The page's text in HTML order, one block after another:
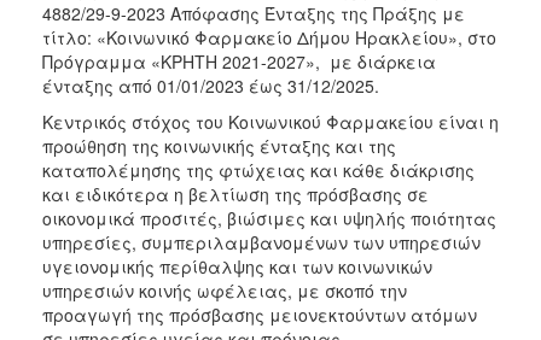
Κ.Δ.Α.Π.Α.μεΑ.
Αδειοδότηση
&
Έλεγχος
Βρεφονηπιακών
Σταθμών
Δημοτικό
Ιατρείο
Ξενώνας
Φιλοξενίας
Γυναικών
Κέντρο
4882/29-9-2023 Απόφασης Ένταξης της Πράξης με
τίτλο: «Κοινωνικό Φαρμακείο Δήμου Ηρακλείου», στο
Πρόγραμμα «ΚΡΗΤΗ 2021-2027», με διάρκεια
ένταξης από 01/01/2023 έως 31/12/2025.
Κεντρικός στόχος του Κοινωνικού Φαρμακείου είναι η
προώθηση της κοινωνικής ένταξης και της
καταπολέμησης της φτώχειας και κάθε διάκρισης
και ειδικότερα η βελτίωση της πρόσβασης σε
οικονομικά προσιτές, βιώσιμες και υψηλής ποιότητας
υπηρεσίες, συμπεριλαμβανομένων των υπηρεσιών
υγειονομικής περίθαλψης και των κοινωνικών
υπηρεσιών κοινής ωφέλειας, με σκοπό την
προαγωγή της πρόσβασης μειονεκτούντων ατόμων